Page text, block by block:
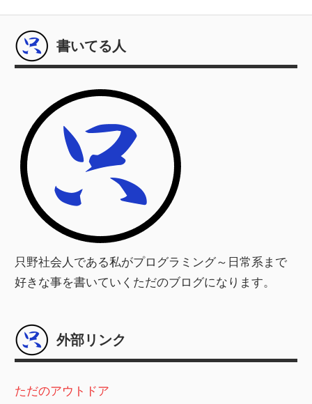
の
ペ
ジ
送
り
事
書いてる人
只野社会人である私がプログラミング～日常系まで
好きな事を書いていくただのブログになります。
外部リンク
ただのアウトドア